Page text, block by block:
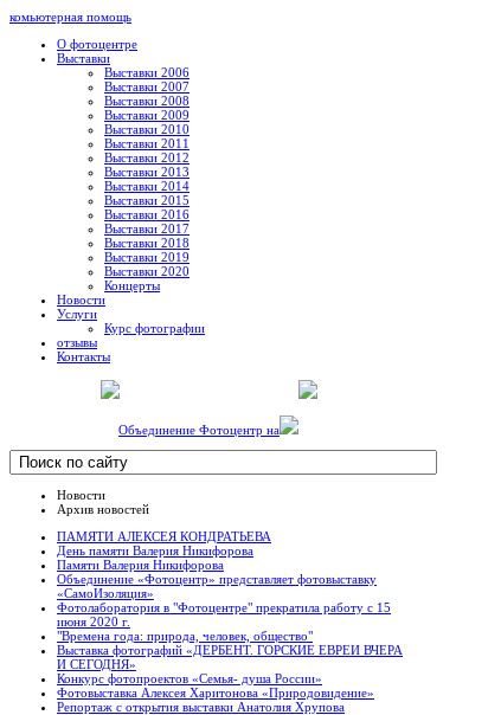
комьютерная помощь
О фотоцентре
Выставки
Выставки 2006
Выставки 2007
Выставки 2008
Выставки 2009
Выставки 2010
Выставки 2011
Выставки 2012
Выставки 2013
Выставки 2014
Выставки 2015
Выставки 2016
Выставки 2017
Выставки 2018
Выставки 2019
Выставки 2020
Концерты
Новости
Услуги
Курс фотографии
отзывы
Контакты
Объединение Фотоцентр на
Новости
Архив новостей
ПАМЯТИ АЛЕКСЕЯ КОНДРАТЬЕВА
День памяти Валерия Никифорова
Памяти Валерия Никифорова
Объединение «Фотоцентр» представляет фотовыставку
«СамоИзоляция»
Фотолаборатория в "Фотоцентре" прекратила работу с 15
июня 2020 г.
"Времена года: природа, человек, общество"
Выставка фотографий «ДЕРБЕНТ. ГОРСКИЕ ЕВРЕИ ВЧЕРА
И СЕГОДНЯ»
Конкурс фотопроектов «Семья- душа России»
Фотовыставка Алексея Харитонова «Природовидение»
Репортаж с открытия выставки Анатолия Хрупова